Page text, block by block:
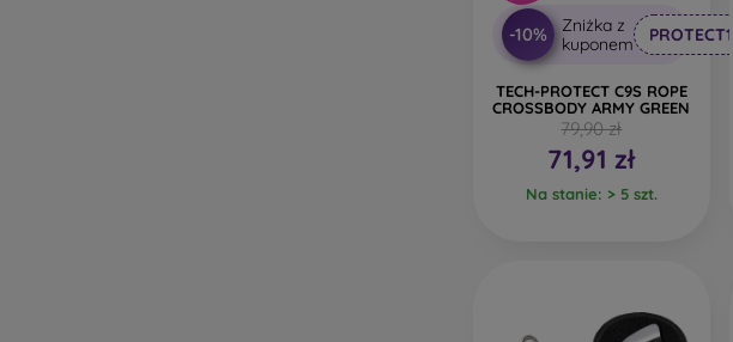
-10%
Zniżka z
kuponem
PROTECT10
TECH-PROTECT C9S ROPE
CROSSBODY ARMY GREEN
79,90 zł
71,91 zł
Na stanie: > 5 szt.